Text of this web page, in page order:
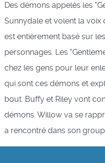
Des démons appelés les
Sunnydale et volent la voix
est entièrement basé sur
personnages. Les
chez les gens pour leur
qui sont ces démons et
bout. Buffy et Riley vont
démons. Willow va se
a rencontré dans son